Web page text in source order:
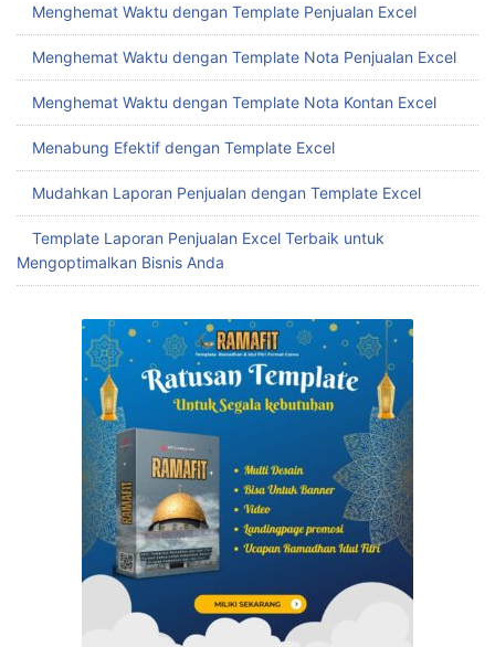
Menghemat Waktu dengan Template Penjualan Excel
Menghemat Waktu dengan Template Nota Penjualan Excel
Menghemat Waktu dengan Template Nota Kontan Excel
Menabung Efektif dengan Template Excel
Mudahkan Laporan Penjualan dengan Template Excel
Template Laporan Penjualan Excel Terbaik untuk
Mengoptimalkan Bisnis Anda